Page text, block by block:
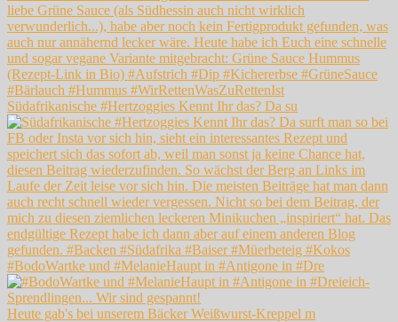
Südafrikanische #Hertzoggies Kennt Ihr das? Da su
#BodoWartke und #MelanieHaupt in #Antigone in #Dre
Heute gab's bei unserem Bäcker Weißwurst-Kreppel m